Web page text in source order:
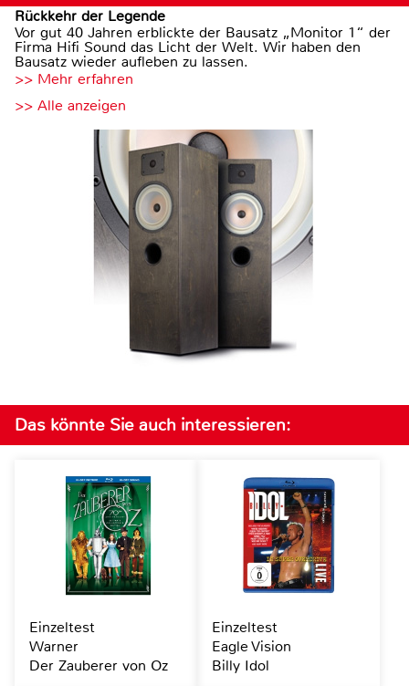
Rückkehr der Legende
Vor gut 40 Jahren erblickte der Bausatz „Monitor 1“ der
Firma Hifi Sound das Licht der Welt. Wir haben den
Bausatz wieder aufleben zu lassen.
>> Mehr erfahren
>> Alle anzeigen
Das könnte Sie auch interessieren:
Einzeltest
Warner
Der Zauberer von Oz
Einzeltest
Eagle Vision
Billy Idol